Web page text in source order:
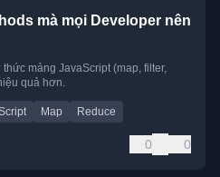
mà mọi Developer nên
mảng JavaScript (map, filter,
quả hơn.
Map Reduce
0 0